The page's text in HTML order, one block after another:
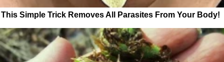
This Simple Trick Removes All Parasites From Your Body!